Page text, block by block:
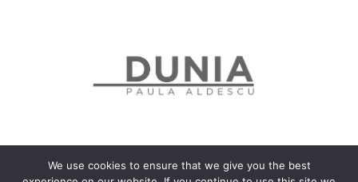
We use cookies to ensure that we give you the best